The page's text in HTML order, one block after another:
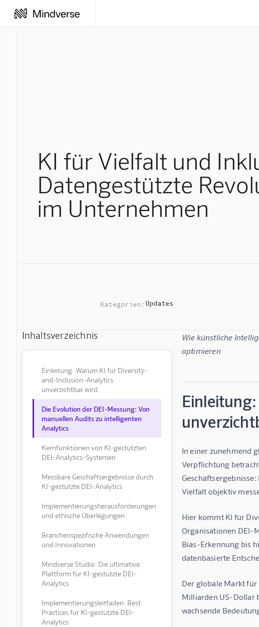
KI für Vielfalt und
Datengestützte
im Unternehmen
Kategorien: Updates
Inhaltsverzeichnis
Einleitung: Warum KI für Diversity-
and-Inclusion-Analytics
unverzichtbar wird
Die Evolution der DEI-Messung: Von
manuellen Audits zu intelligenten
Analytics
Kernfunktionen von KI-gestützten
DEI-Analytics-Systemen
Messbare Geschäftsergebnisse durch
KI-gestützte DEI-Analytics
Implementierungsherausforderungen
und ethische Überlegungen
Branchenspezifische Anwendungen
und Innovationen
Mindverse Studio: Die ultimative
Plattform für KI-gestützte DEI-
Analytics
Implementierungsleitfaden: Best
Practices für KI-gestützte DEI-
Analytics
Wie künstliche
optimieren
In einer zunehmend
Verpflichtung
Geschäftsergebnisse:
Vielfalt objektiv
Hier kommt KI für
Organisationen DEI-
Bias-Erkennung bis
datenbasierte
Der globale Markt für
Milliarden US-Dollar
wachsende